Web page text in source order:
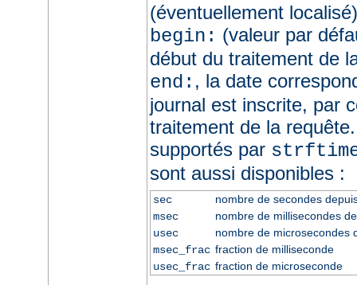
(éventuellement
begin: (valeur par
début du traitement de
end: , la date
journal est inscrite, par
traitement de la
supportés par
sont aussi disponibles :
sec
nombre de secondes
msec
nombre de millisecondes
usec
nombre de microsecondes
msec_frac fraction de milliseconde
usec_frac fraction de microseconde